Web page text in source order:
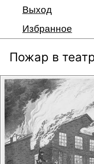
Выход
Избранное
Пожар в